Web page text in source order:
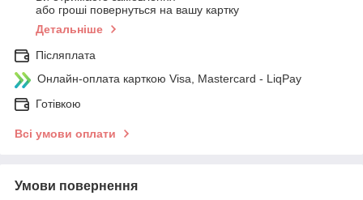
або гроші повернуться на вашу картку
Детальніше
Післяплата
Онлайн-оплата карткою Visa, Mastercard - LiqPay
Готівкою
Всі умови оплати
Умови повернення